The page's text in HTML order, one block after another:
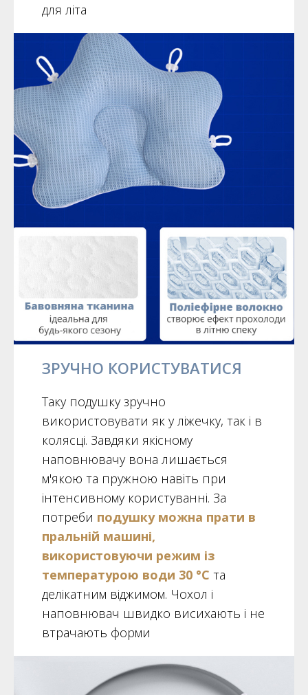
для літа
ЗРУЧНО КОРИСТУВАТИСЯ
Таку подушку зручно
використовувати як у ліжечку, так і в
колясці. Завдяки якісному
наповнювачу вона лишається
м'якою та пружною навіть при
інтенсивному користуванні. За
потреби подушку можна прати в
пральній машині,
використовуючи режим із
температурою води 30 °C та
делікатним віджимом. Чохол і
наповнювач швидко висихають і не
втрачають форми